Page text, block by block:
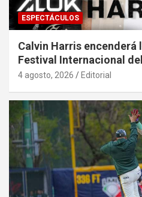
ESPECTÁCULOS
Calvin Harris encenderá
Festival Internacional
4 agosto, 2026 Editorial